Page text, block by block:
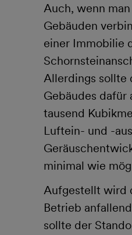
Auch, wenn
Gebäuden
einer Immobilie
Allerdings sollte
Gebäudes dafür
tausend
Luftein- und -
minimal wie
Aufgestellt wird
Betrieb
sollte der